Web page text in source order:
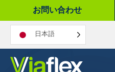
お問い合わせ
日本語